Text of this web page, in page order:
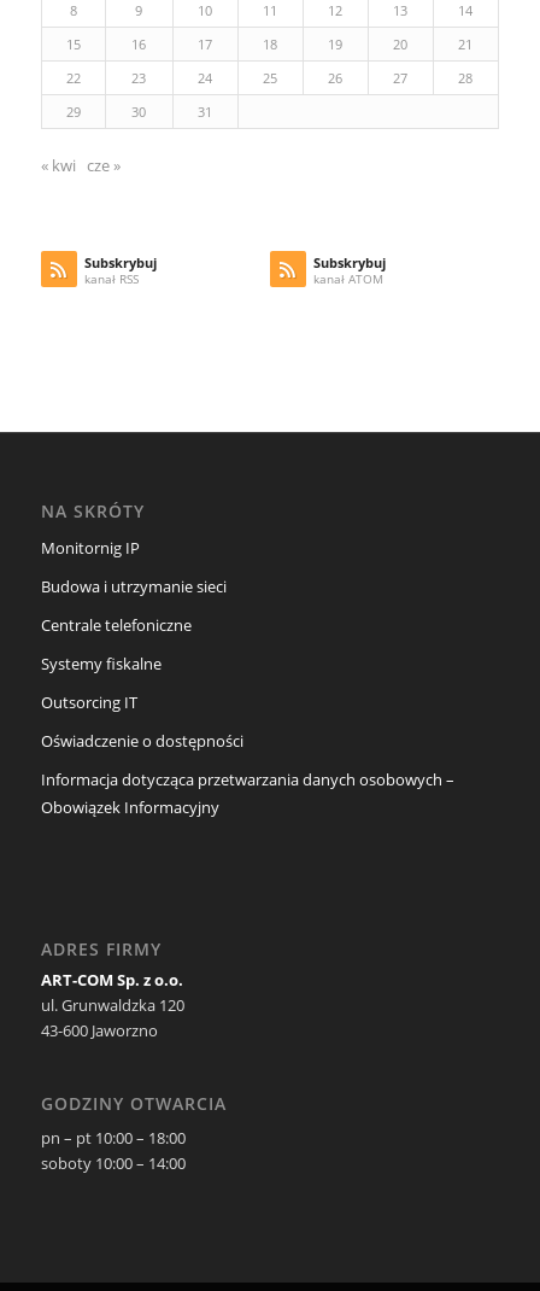
8
9 10 11 12 13
14
15
16 17 18 19 20
21
22
23 24 25 26 27
28
29
30 31
« kwi cze »
Subskrybuj
kanał RSS
Subskrybuj
kanał ATOM
NA SKRÓTY
Monitornig IP
Budowa i utrzymanie sieci
Centrale telefoniczne
Systemy fiskalne
Outsorcing IT
Oświadczenie o dostępności
Informacja dotycząca przetwarzania danych osobowych –
Obowiązek Informacyjny
ADRES FIRMY
ART-COM Sp. z o.o.
ul. Grunwaldzka 120
43-600 Jaworzno
GODZINY OTWARCIA
pn – pt 10:00 – 18:00
soboty 10:00 – 14:00